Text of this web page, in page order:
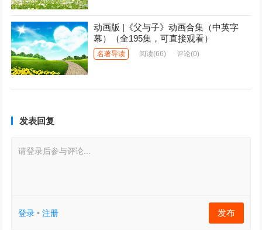
动画版 |《父与子》动画合集（中英字
幕）（全195集，可直接观看）
名著导读 阅读(66) 评论(0)
发表回复
请登录后参与评论...
登录 •注册 发布